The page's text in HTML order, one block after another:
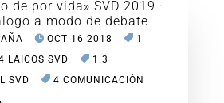
de por vida» SVD 2019 ·
a modo de debate
OCT 16 2018
1
LAICOS SVD
1.3
SVD
4 COMUNICACIÓN